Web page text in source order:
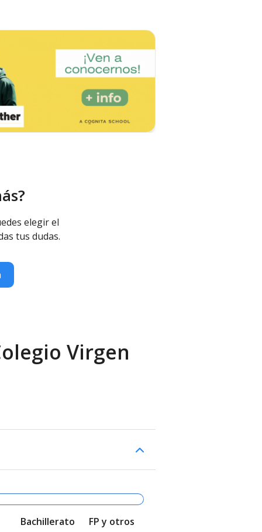
elegir el
tus dudas.
Virgen
Bachillerato FP y otros